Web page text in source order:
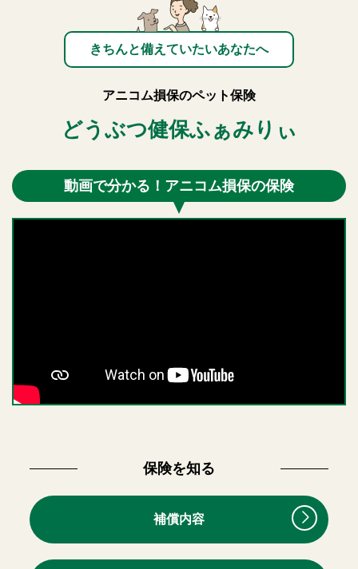
きちんと備えていたいあなたへ
アニコム損保のペット保険
どうぶつ健保ふぁみりぃ
動画で分かる！アニコム損保の保険
保険を知る
補償内容